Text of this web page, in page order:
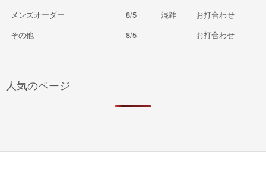
メンズオーダー
8/5 混雑
お打合わせ
その他
8/5 お打合わせ
人気のページ